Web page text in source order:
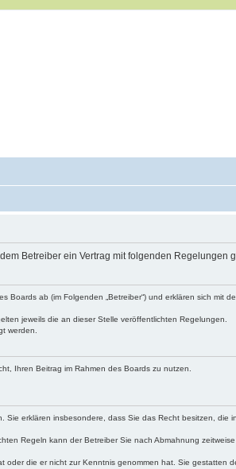
Betreiber ein Vertrag mit folgenden Regelungen
Boards ab (im Folgenden „Betreiber“) und erklären sich mit
jeweils die an dieser Stelle veröffentlichten Regelungen.
werden.
Ihren Beitrag im Rahmen des Boards zu nutzen.
erklären insbesondere, dass Sie das Recht besitzen, die
Regeln kann der Betreiber Sie nach Abmahnung
die er nicht zur Kenntnis genommen hat. Sie gestatten